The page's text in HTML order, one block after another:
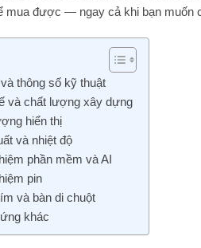
mua được — ngay cả khi bạn muốn
thông số kỹ thuật
và chất lượng xây dựng
hiển thị
và nhiệt độ
phần mềm và AI
pin
và bàn di chuột
khác